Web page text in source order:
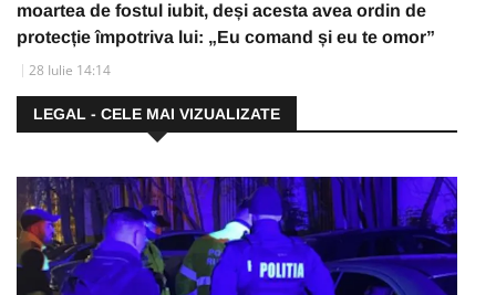
moartea de fostul iubit, deși acesta avea ordin de
protecție împotriva lui: „Eu comand și eu te omor”
28 Iulie 14:14
LEGAL - CELE MAI VIZUALIZATE